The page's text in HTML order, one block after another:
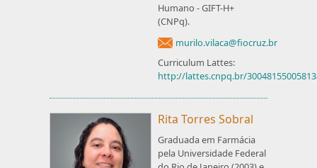
Humano - GIFT-H+
(CNPq).
murilo.vilaca@fiocruz.br
Curriculum Lattes:
http://lattes.cnpq.br/
Rita Torres Sobral
Graduada em Farmácia
pela Universidade Federal